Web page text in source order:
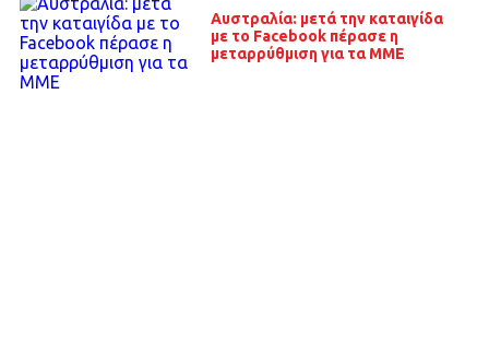
Αυστραλία: μετά την καταιγίδα
με το Facebook πέρασε η
μεταρρύθμιση για τα ΜΜΕ